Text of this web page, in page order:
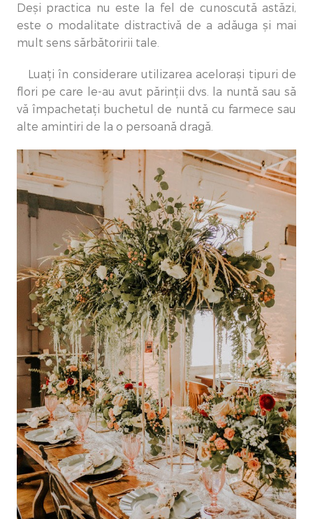
Deși practica nu este la fel de cunoscută astăzi,
este o modalitate distractivă de a adăuga și mai
mult sens sărbătoririi tale.
Luați în considerare utilizarea acelorași tipuri de
flori pe care le-au avut părinții dvs. la nuntă sau să
vă împachetați buchetul de nuntă cu farmece sau
alte amintiri de la o persoană dragă.